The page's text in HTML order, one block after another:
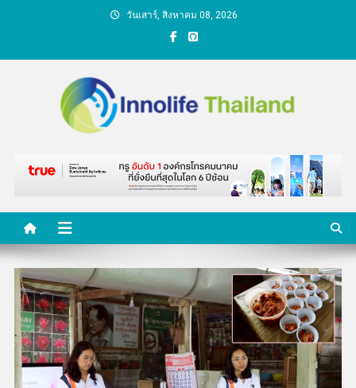
วันเสาร์, สิงหาคม 08, 2026
คนกับความคิด ชีวิตกับ
นวัตกรรม